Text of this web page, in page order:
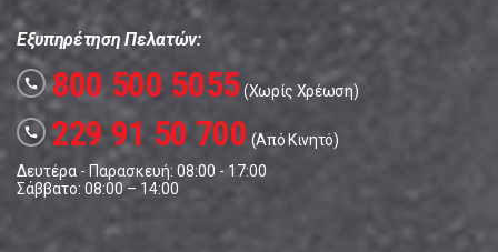
Εξυπηρέτηση Πελατών:
call 800 500 5055(Χωρίς Χρέωση)
call 229 91 50 700 (Από Κινητό)
Δευτέρα - Παρασκευή: 08:00 - 17:00
Σάββατο: 08:00 – 14:00